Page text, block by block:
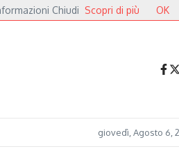
Druga Godba 2026, il gran finale:
giovedì, Agosto 6,
Chiudi Scopri di più OK